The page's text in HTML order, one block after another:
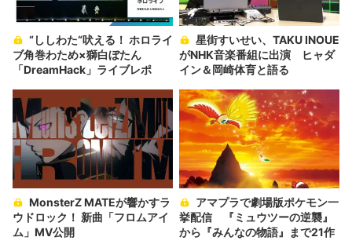
ブ角巻わため×獅白ぼたん
「DreamHack」ライブレポ
がNHK音楽番組に出演 ヒャダ
イン＆岡崎体育と語る
ウドロック！ 新曲「フロムアイ
ム」MV公開
挙配信 『ミュウツーの逆襲』
から『みんなの物語』まで21作